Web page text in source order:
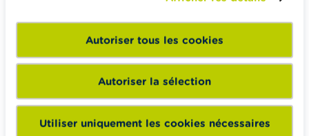
Autoriser tous les cookies
Autoriser la sélection
Utiliser uniquement les cookies nécessaires
Wikifin School met gratuitement à disposition des
enseignants du matériel pédagogique varié et des
formations pour les aider à faire de l’éducation financière et
à la consommation responsable en classe.